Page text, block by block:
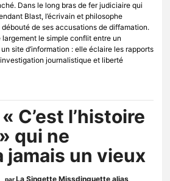
Dans le long bras de fer judiciaire qui
Blast, l’écrivain et philosophe
de ses accusations de diffamation.
le simple conflit entre un
site d’information : elle éclaire les rapports
journalistique et liberté
C’est l’histoire
qui ne
jamais un vieux
parLa Singette Missdinguette alias